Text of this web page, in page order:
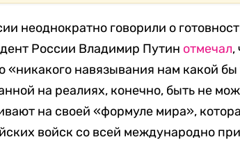
неоднократно говорили о
России Владимир Путин отмечал,
«никакого навязывания нам какой
на реалиях, конечно, быть не
на своей «формуле мира»,
войск со всей международно